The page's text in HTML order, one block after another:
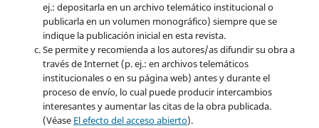
ej.: depositarla en un archivo telemático institucional o
publicarla en un volumen monográfico) siempre que se
indique la publicación inicial en esta revista.
Se permite y recomienda a los autores/as difundir su obra a
través de Internet (p. ej.: en archivos telemáticos
institucionales o en su página web) antes y durante el
proceso de envío, lo cual puede producir intercambios
interesantes y aumentar las citas de la obra publicada.
(Véase El efecto del acceso abierto).